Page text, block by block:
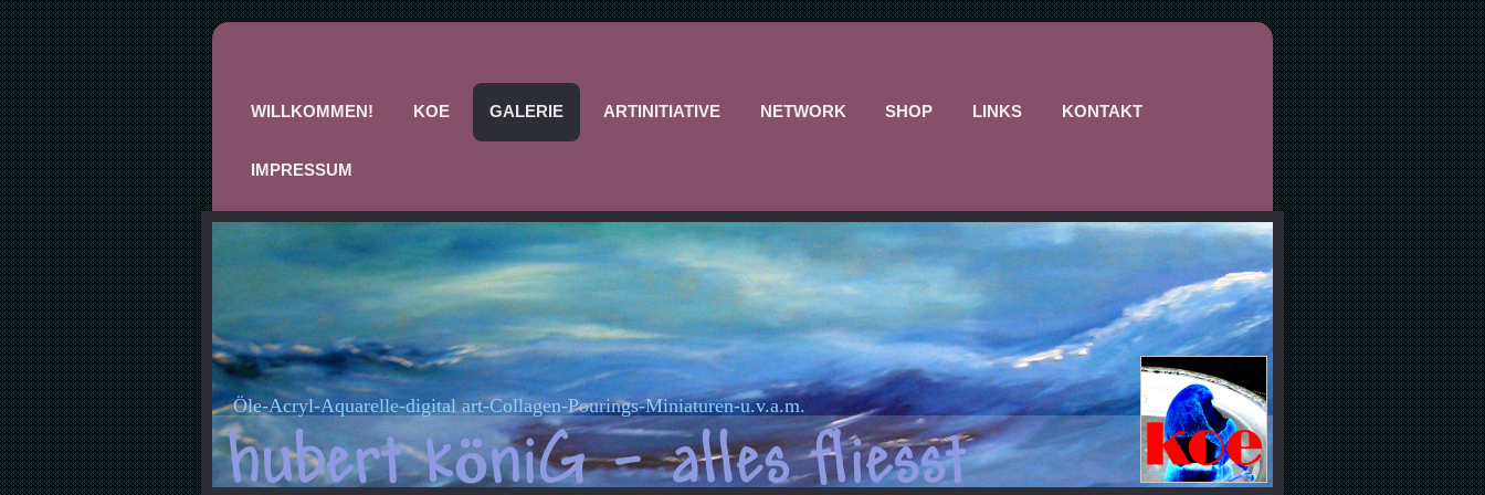
WILLKOMMEN! KOE GALERIE ARTINITIATIVE NETWORK SHOP LINKS KONTAKT
IMPRESSUM
Öle-Acryl-Aquarelle-digital art-Collagen-Pourings-Miniaturen-u.v.a.m.